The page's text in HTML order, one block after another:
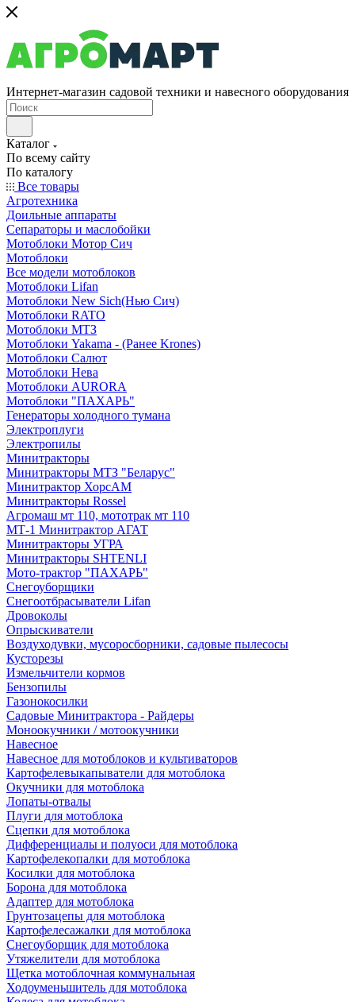
Интернет-магазин садовой техники и навесного оборудования
Каталог
По всему сайту
По каталогу
Все товары
Агротехника
Доильные аппараты
Сепараторы и маслобойки
Мотоблоки Мотор Сич
Мотоблоки
Все модели мотоблоков
Мотоблоки Lifan
Мотоблоки New Sich(Нью Сич)
Мотоблоки RATO
Мотоблоки МТЗ
Мотоблоки Yakama - (Ранее Krones)
Мотоблоки Салют
Мотоблоки Нева
Мотоблоки AURORA
Мотоблоки "ПАХАРЬ"
Генераторы холодного тумана
Электроплуги
Электропилы
Минитракторы
Минитракторы МТЗ "Беларус"
Минитрактор ХорсАМ
Минитракторы Rossel
Агромаш мт 110, мототрак мт 110
МТ-1 Минитрактор АГАТ
Минитракторы УГРА
Минитракторы SHTENLI
Мото-трактор "ПАХАРЬ"
Снегоуборщики
Снегоотбрасыватели Lifan
Дровоколы
Опрыскиватели
Воздуходувки, мусоросборники, cадовые пылесосы
Кусторезы
Измельчители кормов
Бензопилы
Газонокосилки
Садовые Минитрактора - Райдеры
Моноокучники / мотоокучники
Навесное
Навесное для мотоблоков и культиваторов
Картофелевыкапыватели для мотоблока
Окучники для мотоблока
Лопаты-отвалы
Плуги для мотоблока
Сцепки для мотоблока
Дифференциалы и полуоси для мотоблока
Картофелекопалки для мотоблока
Косилки для мотоблока
Борона для мотоблока
Адаптер для мотоблока
Грунтозацепы для мотоблока
Картофелесажалки для мотоблока
Снегоуборщик для мотоблока
Утяжелители для мотоблока
Щетка мотоблочная коммунальная
Ходоуменьшитель для мотоблока